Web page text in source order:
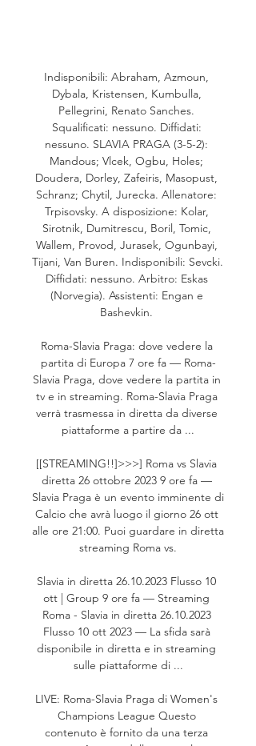
Indisponibili: Abraham, Azmoun,
Dybala, Kristensen, Kumbulla,
Pellegrini, Renato Sanches.
Squalificati: nessuno. Diffidati:
nessuno. SLAVIA PRAGA (3-5-2):
Mandous; Vlcek, Ogbu, Holes;
Doudera, Dorley, Zafeiris, Masopust,
Schranz; Chytil, Jurecka. Allenatore:
Trpisovsky. A disposizione: Kolar,
Sirotnik, Dumitrescu, Boril, Tomic,
Wallem, Provod, Jurasek, Ogunbayi,
Tijani, Van Buren. Indisponibili: Sevcki.
Diffidati: nessuno. Arbitro: Eskas
(Norvegia). Assistenti: Engan e
Bashevkin.
Roma-Slavia Praga: dove vedere la
partita di Europa 7 ore fa — Roma-
Slavia Praga, dove vedere la partita in
tv e in streaming. Roma-Slavia Praga
verrà trasmessa in diretta da diverse
piattaforme a partire da ...
[[STREAMING!!]>>>] Roma vs Slavia
diretta 26 ottobre 2023 9 ore fa —
Slavia Praga è un evento imminente di
Calcio che avrà luogo il giorno 26 ott
alle ore 21:00. Puoi guardare in diretta
streaming Roma vs.
Slavia in diretta 26.10.2023 Flusso 10
ott | Group 9 ore fa — Streaming
Roma - Slavia in diretta 26.10.2023
Flusso 10 ott 2023 — La sfida sarà
disponibile in diretta e in streaming
sulle piattaforme di ...
LIVE: Roma-Slavia Praga di Women's
Champions League Questo
contenuto è fornito da una terza